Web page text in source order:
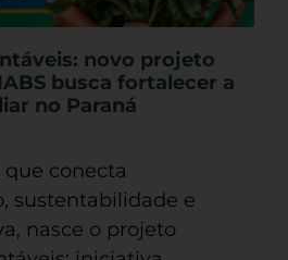
novo projeto
busca fortalecer a
no Paraná
conecta
sustentabilidade e
nasce o projeto